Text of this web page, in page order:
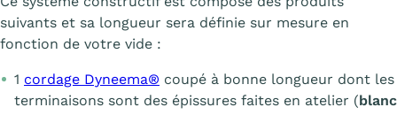
suivants et sa longueur sera définie sur mesure en
fonction de votre vide :
1 cordage Dyneema® coupé à bonne longueur dont les
terminaisons sont des épissures faites en atelier (blanc